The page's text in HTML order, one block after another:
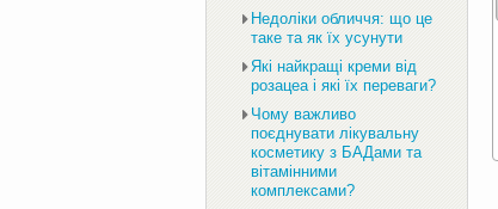
Недоліки обличчя: що це
таке та як їх усунути
Які найкращі креми від
розацеа і які їх переваги?
Чому важливо
поєднувати лікувальну
косметику з БАДами та
вітамінними
комплексами?